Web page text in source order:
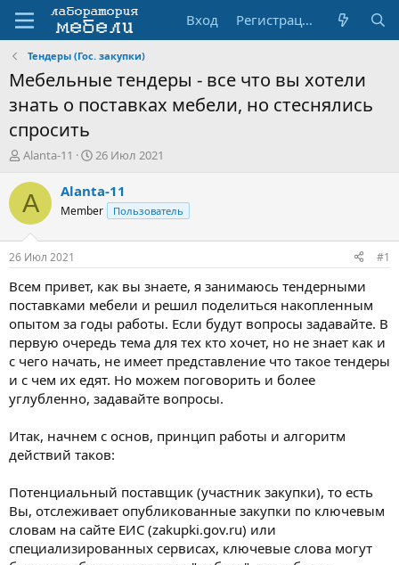
Вход Регистрация
Тендеры (Гос. закупки)
Мебельные тендеры - все что вы хотели
знать о поставках мебели, но стеснялись
спросить
А
т
о
т
е
м
ы
Alanta-11
Д
т
н
а
л
26 Июл 2021
A Alanta-11
Member Пользователь
26 Июл 2021 #1
Всем привет, как вы знаете, я занимаюсь тендерными
поставками мебели и решил поделиться накопленным
опытом за годы работы. Если будут вопросы задавайте. В
первую очередь тема для тех кто хочет, но не знает как и
с чего начать, не имеет представление что такое тендеры
и с чем их едят. Но можем поговорить и более
углубленно, задавайте вопросы.
Итак, начнем с основ, принцип работы и алгоритм
действий таков:
Потенциальный поставщик (участник закупки), то есть
Вы, отслеживает опубликованные закупки по ключевым
словам на сайте ЕИС (zakupki.gov.ru) или
специализированных сервисах, ключевые слова могут